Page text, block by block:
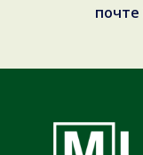
почте